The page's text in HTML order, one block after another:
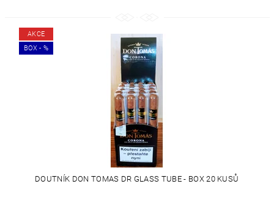
AKCE
BOX - %
DOUTNÍK DON TOMAS DR GLASS TUBE - BOX 20 KUSŮ